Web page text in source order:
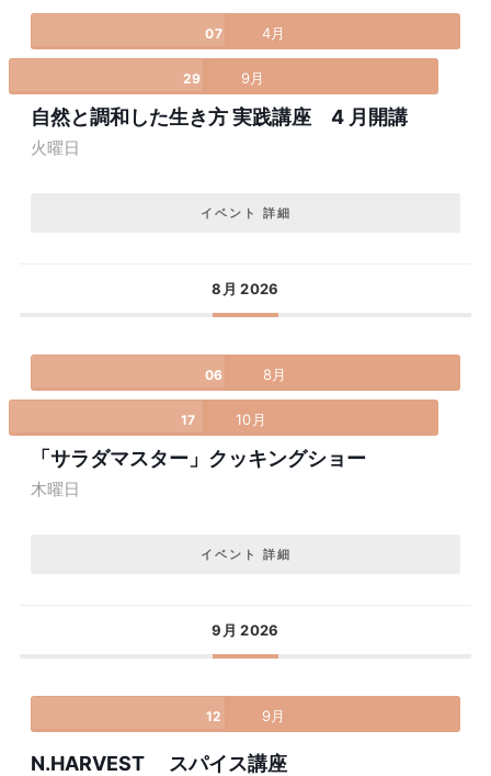
07 4月
29 9月
自然と調和した生き方 実践講座 4 月開講
火曜日
イベント 詳細
8月 2026
06 8月
17 10月
「サラダマスター」クッキングショー
木曜日
イベント 詳細
9月 2026
12 9月
N.HARVEST スパイス講座